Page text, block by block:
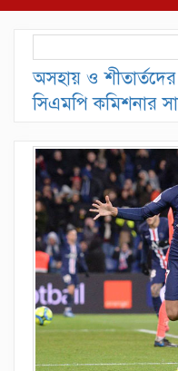
অসহায় ও
সিএমপি কমিশনার